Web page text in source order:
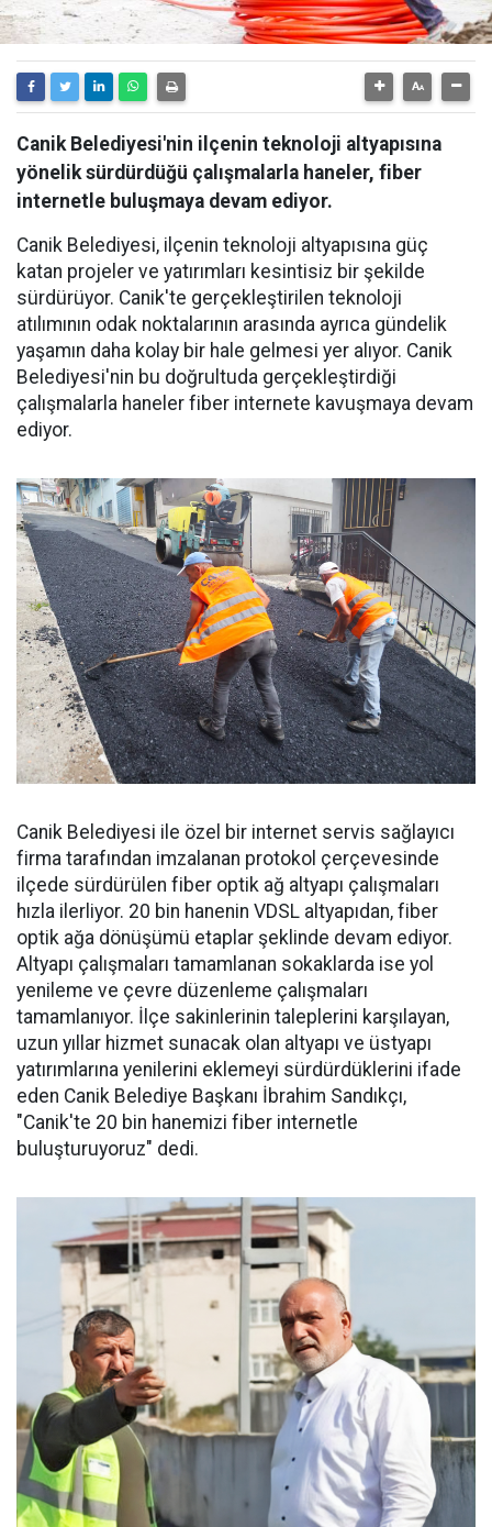
Canik Belediyesi'nin ilçenin teknoloji altyapısına
yönelik sürdürdüğü çalışmalarla haneler, fiber
internetle buluşmaya devam ediyor.
Canik Belediyesi, ilçenin teknoloji altyapısına güç
katan projeler ve yatırımları kesintisiz bir şekilde
sürdürüyor. Canik'te gerçekleştirilen teknoloji
atılımının odak noktalarının arasında ayrıca gündelik
yaşamın daha kolay bir hale gelmesi yer alıyor. Canik
Belediyesi'nin bu doğrultuda gerçekleştirdiği
çalışmalarla haneler fiber internete kavuşmaya devam
ediyor.
Canik Belediyesi ile özel bir internet servis sağlayıcı
firma tarafından imzalanan protokol çerçevesinde
ilçede sürdürülen fiber optik ağ altyapı çalışmaları
hızla ilerliyor. 20 bin hanenin VDSL altyapıdan, fiber
optik ağa dönüşümü etaplar şeklinde devam ediyor.
Altyapı çalışmaları tamamlanan sokaklarda ise yol
yenileme ve çevre düzenleme çalışmaları
tamamlanıyor. İlçe sakinlerinin taleplerini karşılayan,
uzun yıllar hizmet sunacak olan altyapı ve üstyapı
yatırımlarına yenilerini eklemeyi sürdürdüklerini ifade
eden Canik Belediye Başkanı İbrahim Sandıkçı,
"Canik'te 20 bin hanemizi fiber internetle
buluşturuyoruz" dedi.